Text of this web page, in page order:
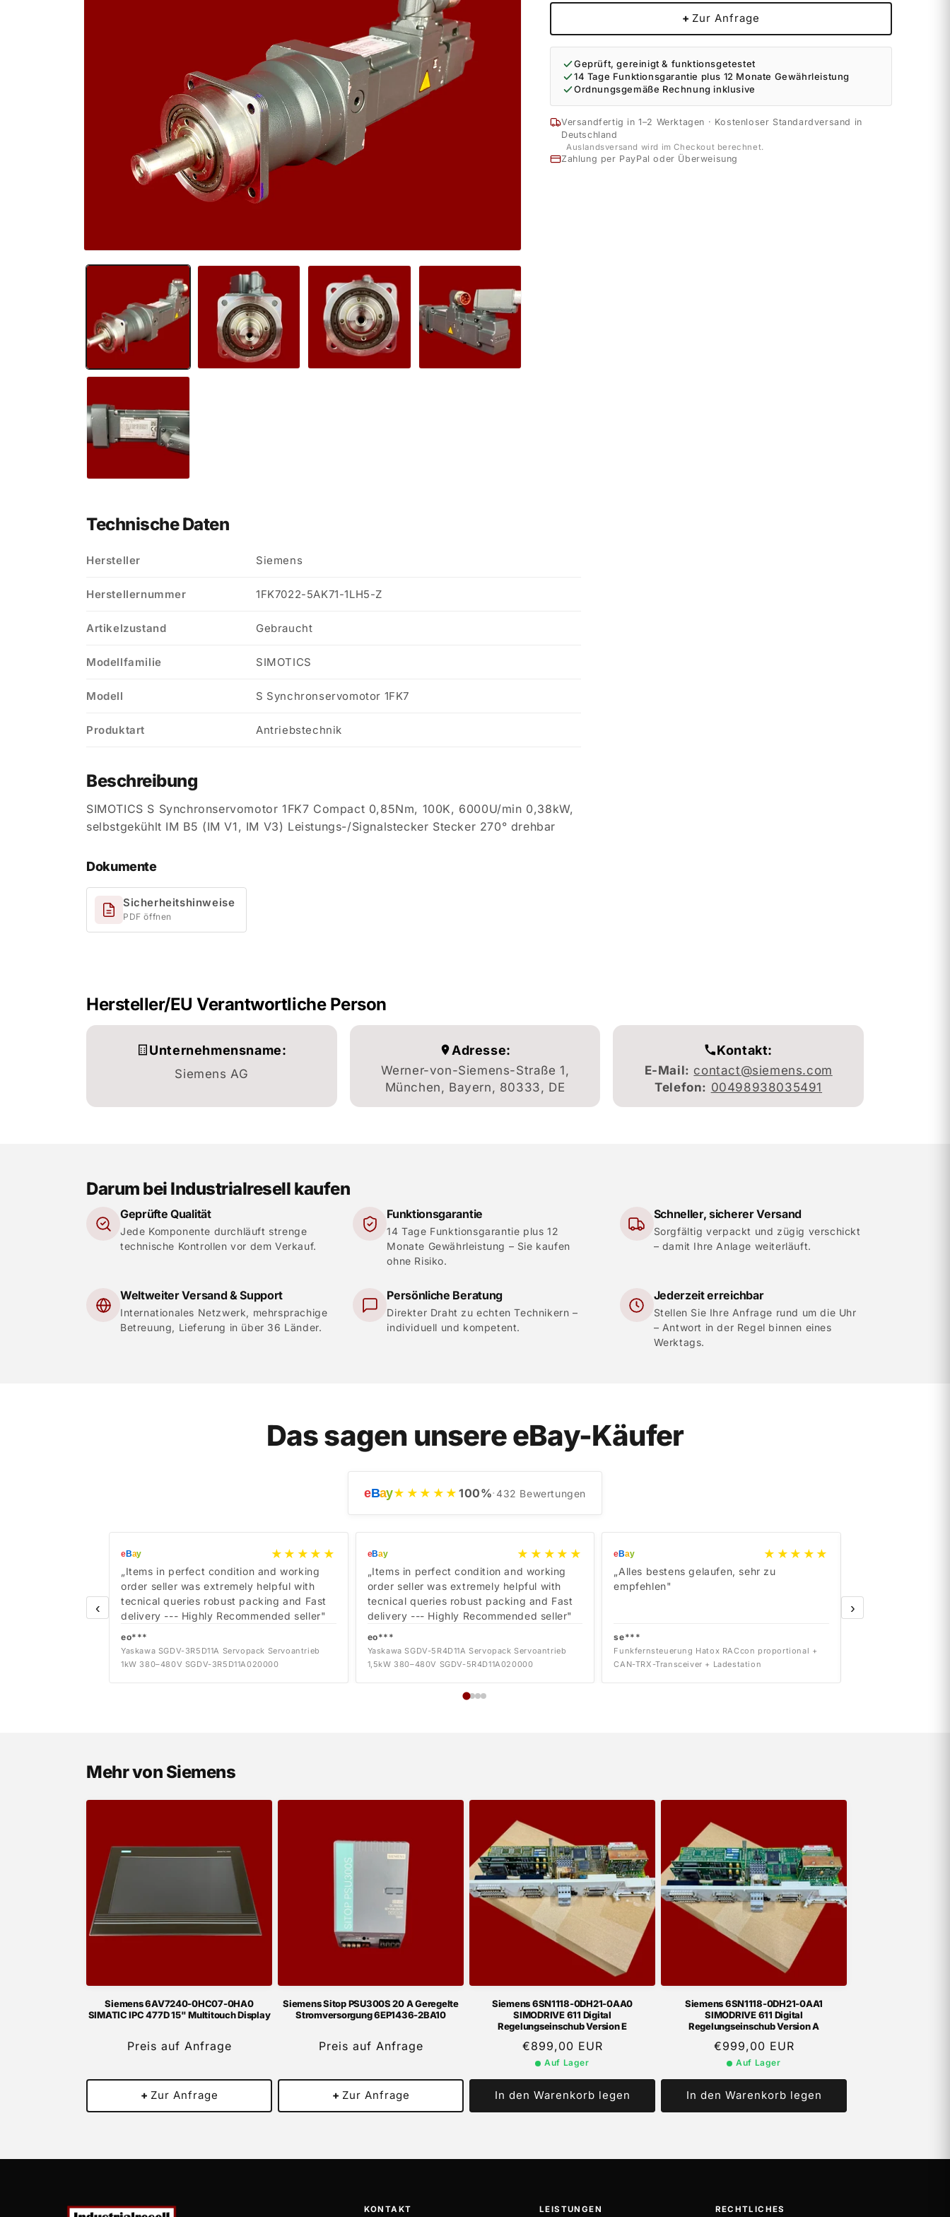
+ Zur Anfrage
Geprüft, gereinigt & funktionsgetestet
14 Tage Funktionsgarantie plus 12 Monate Gewährleistung
Ordnungsgemäße Rechnung inklusive
Versandfertig in 1–2 Werktagen · Kostenloser Standardversand in
Deutschland
Auslandsversand wird im Checkout berechnet.
Zahlung per PayPal oder Überweisung
Technische Daten
Hersteller Siemens
Herstellernummer 1FK7022-5AK71-1LH5-Z
Artikelzustand Gebraucht
Modellfamilie SIMOTICS
Modell S Synchronservomotor 1FK7
Produktart Antriebstechnik
Beschreibung
SIMOTICS S Synchronservomotor 1FK7 Compact 0,85Nm, 100K, 6000U/min 0,38kW,
selbstgekühlt IM B5 (IM V1, IM V3) Leistungs-/Signalstecker Stecker 270° drehbar
Dokumente
Sicherheitshinweise
PDF öffnen
Hersteller/EU Verantwortliche Person
Unternehmensname:
Siemens AG
Adresse:
Werner-von-Siemens-Straße 1,
München, Bayern, 80333, DE
Kontakt:
E-Mail: contact@siemens.com
Telefon: 00498938035491
Darum bei Industrialresell kaufen
Geprüfte Qualität
Jede Komponente durchläuft strenge
technische Kontrollen vor dem Verkauf.
Funktionsgarantie
14 Tage Funktionsgarantie plus 12
Monate Gewährleistung – Sie kaufen
ohne Risiko.
Schneller, sicherer Versand
Sorgfältig verpackt und zügig verschickt
– damit Ihre Anlage weiterläuft.
Weltweiter Versand & Support
Internationales Netzwerk, mehrsprachige
Betreuung, Lieferung in über 36 Länder.
Persönliche Beratung
Direkter Draht zu echten Technikern –
individuell und kompetent.
Jederzeit erreichbar
Stellen Sie Ihre Anfrage rund um die Uhr
– Antwort in der Regel binnen eines
Werktags.
Das sagen unsere eBay-Käufer
eBay★★★★★ 100%· 432 Bewertungen
‹
eBay ★★★★★
„Items in perfect condition and working
order seller was extremely helpful with
tecnical queries robust packing and Fast
delivery --- Highly Recommended seller"
eo***
Yaskawa SGDV-3R5D11A Servopack Servoantrieb
1kW 380–480V SGDV-3R5D11A020000
eBay ★★★★★
„Items in perfect condition and working
order seller was extremely helpful with
tecnical queries robust packing and Fast
delivery --- Highly Recommended seller"
eo***
Yaskawa SGDV-5R4D11A Servopack Servoantrieb
1,5kW 380–480V SGDV-5R4D11A020000
eBay ★★★★★
„Alles bestens gelaufen, sehr zu
empfehlen"
se***
Funkfernsteuerung Hatox RACcon proportional +
CAN-TRX-Transceiver + Ladestation
›
Mehr von Siemens
Siemens 6AV7240-0HC07-0HA0
SIMATIC IPC 477D 15" Multitouch Display
Preis auf Anfrage
+ Zur Anfrage
Siemens Sitop PSU300S 20 A Geregelte
Stromversorgung 6EP1436-2BA10
Preis auf Anfrage
+ Zur Anfrage
Siemens 6SN1118-0DH21-0AA0
SIMODRIVE 611 Digital
Regelungseinschub Version E
Normaler
Preis
€899,00 EUR
Auf Lager
In den Warenkorb legen
Siemens 6SN1118-0DH21-0AA1
SIMODRIVE 611 Digital
Regelungseinschub Version A
Normaler
Preis
€999,00 EUR
Auf Lager
In den Warenkorb legen
KONTAKT LEISTUNGEN RECHTLICHES